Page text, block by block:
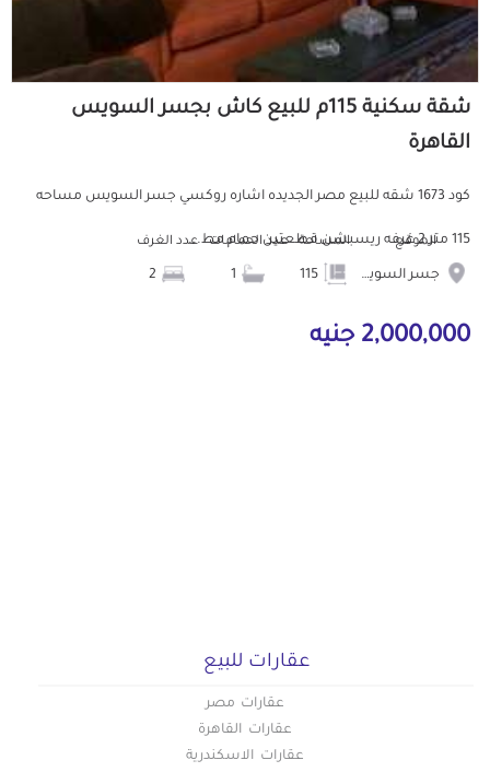
شقة سكنية 115م للبيع كاش بجسر السويس
القاهرة
كود 1673 شقه للبيع مصر الجديده اشاره روكسي جسر السويس مساحه
115 متر 2 غرفه ريسبشن قطعتين حمام مط... الموقع
جسر السويس
المساحة عدد الحمامات عدد الغرف
2,000,000 جنيه
عقارات للبيع
عقارات مصر
عقارات القاهرة
عقارات الاسكندرية